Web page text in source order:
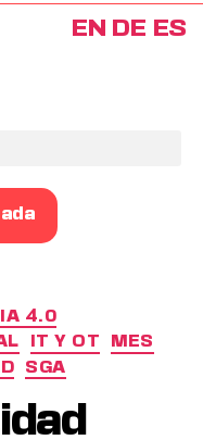
4.0
IT Y OT
MES
SGA
EN DE ES